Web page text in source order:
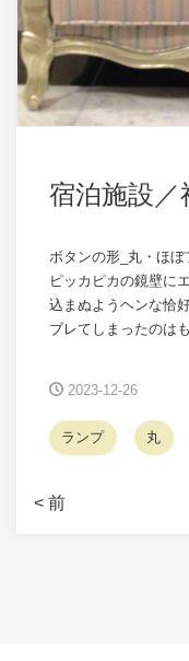
宿泊施設／
ボタンの形_丸・ほ
ピッカピカの鏡壁に
込まぬようヘンな恰
ブレてしまったのは
2023-12-26
ランプ 丸
< 前